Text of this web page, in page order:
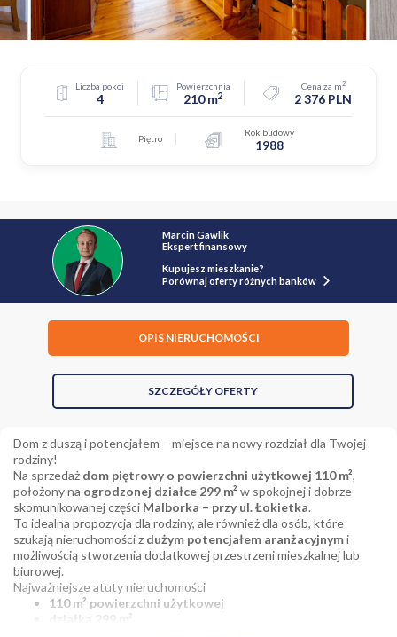
Liczba pokoi
4
Powierzchnia
210 m2
Cena za m2
2 376 PLN
Piętro
Rok budowy
1988
Marcin Gawlik
Ekspert finansowy
Kupujesz mieszkanie?
Porównaj oferty różnych banków
OPIS NIERUCHOMOŚCI
SZCZEGÓŁY OFERTY
Dom z duszą i potencjałem – miejsce na nowy rozdział dla Twojej
rodziny!
Na sprzedaż dom piętrowy o powierzchni użytkowej 110 m²,
położony na ogrodzonej działce 299 m² w spokojnej i dobrze
skomunikowanej części Malborka – przy ul. Łokietka.
To idealna propozycja dla rodziny, ale również dla osób, które
szukają nieruchomości z dużym potencjałem aranżacyjnymi
możliwością stworzenia dodatkowej przestrzeni mieszkalnej lub
biurowej.
Najważniejsze atuty nieruchomości
110 m² powierzchni użytkowej
działka 299 m²